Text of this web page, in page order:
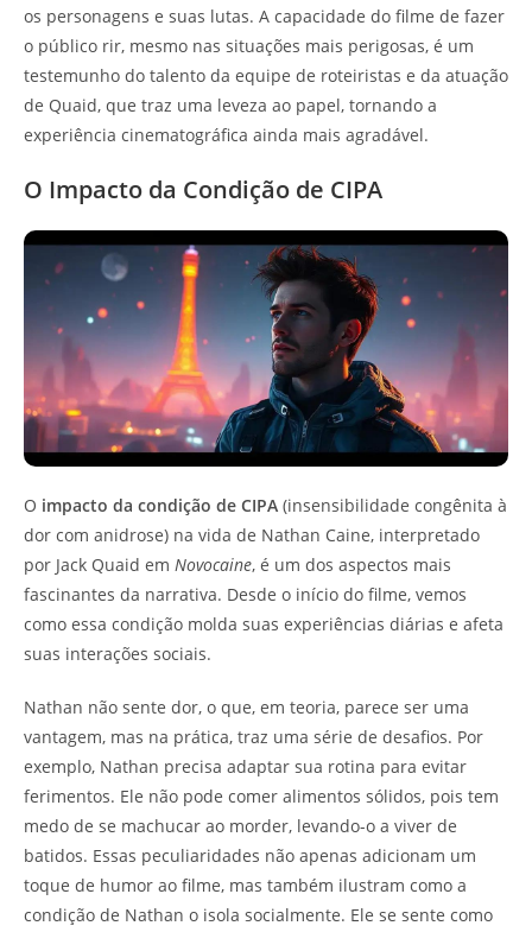
os personagens e suas lutas. A capacidade do filme de fazer
o público rir, mesmo nas situações mais perigosas, é um
testemunho do talento da equipe de roteiristas e da atuação
de Quaid, que traz uma leveza ao papel, tornando a
experiência cinematográfica ainda mais agradável.
O Impacto da Condição de CIPA
O impacto da condição de CIPA (insensibilidade congênita à
dor com anidrose) na vida de Nathan Caine, interpretado
por Jack Quaid em Novocaine, é um dos aspectos mais
fascinantes da narrativa. Desde o início do filme, vemos
como essa condição molda suas experiências diárias e afeta
suas interações sociais.
Nathan não sente dor, o que, em teoria, parece ser uma
vantagem, mas na prática, traz uma série de desafios. Por
exemplo, Nathan precisa adaptar sua rotina para evitar
ferimentos. Ele não pode comer alimentos sólidos, pois tem
medo de se machucar ao morder, levando-o a viver de
batidos. Essas peculiaridades não apenas adicionam um
toque de humor ao filme, mas também ilustram como a
condição de Nathan o isola socialmente. Ele se sente como